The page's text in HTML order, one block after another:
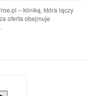
– kliniką, która łączy
oferta obejmuje